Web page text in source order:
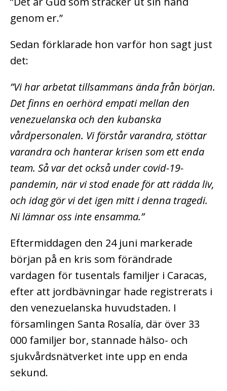
genom er.”
Sedan förklarade hon varför hon sagt just
det:
”Vi har arbetat tillsammans ända från början.
Det finns en oerhörd empati mellan den
venezuelanska och den kubanska
vårdpersonalen. Vi förstår varandra, stöttar
varandra och hanterar krisen som ett enda
team. Så var det också under covid-19-
pandemin, när vi stod enade för att rädda liv,
och idag gör vi det igen mitt i denna tragedi.
Ni lämnar oss inte ensamma.”
Eftermiddagen den 24 juni markerade
början på en kris som förändrade
vardagen för tusentals familjer i Caracas,
efter att jordbävningar hade registrerats i
den venezuelanska huvudstaden. I
församlingen Santa Rosalía, där över 33
000 familjer bor, stannade hälso- och
sjukvårdsnätverket inte upp en enda
sekund.